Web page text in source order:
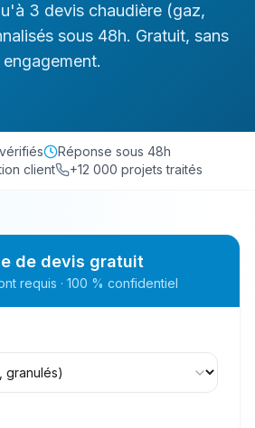
3 devis chaudière (gaz,
sous 48h. Gratuit, sans
engagement.
Réponse sous 48h
client
+12 000 projets traités
de devis gratuit
requis · 100 % confidentiel